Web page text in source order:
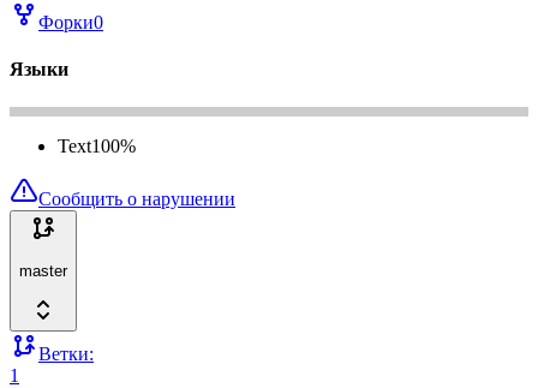
Форки0
Языки
Text100%
Сообщить о нарушении
master
Ветки:
1